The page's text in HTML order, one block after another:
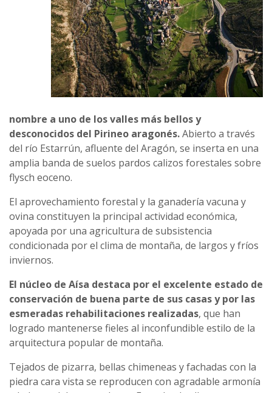
nombre a uno de los valles más bellos y
desconocidos del Pirineo aragonés.Abierto a través
del río Estarrún, afluente del Aragón, se inserta en una
amplia banda de suelos pardos calizos forestales sobre
flysch eoceno.
El aprovechamiento forestal y la ganadería vacuna y
ovina constituyen la principal actividad económica,
apoyada por una agricultura de subsistencia
condicionada por el clima de montaña, de largos y fríos
inviernos.
El núcleo de Aísa destaca por el excelente estado de
conservación de buena parte de sus casas y por las
esmeradas rehabilitaciones realizadas, que han
logrado mantenerse fieles al inconfundible estilo de la
arquitectura popular de montaña.
Tejados de pizarra, bellas chimeneas y fachadas con la
piedra cara vista se reproducen con agradable armonía